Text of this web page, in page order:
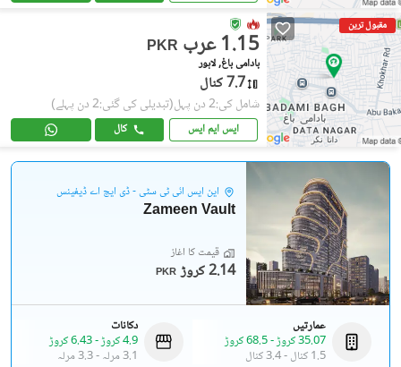
مقبول ترین
PKR 1.15 عرب
بادامی باغ, لاہور
7.7 کنال
شامل کی:2 دن پہل (تبدیلی کی گئی:2 دن پہلے)
ایس ایم ایس کال
این ایس آئی ٹی سٹی - ڈی ایچ اے ڈیفینس
Zameen Vault
قیمت کا آغاز
PKR 2.14 کروڑ
عمارتیں
35.07 کروڑ
-68.5 کروڑ
1.5 کنال
-3.4 کنال
دکانات
4.9 کروڑ
-6.43 کروڑ
3.1 مرلہ
-3.3 مرلہ